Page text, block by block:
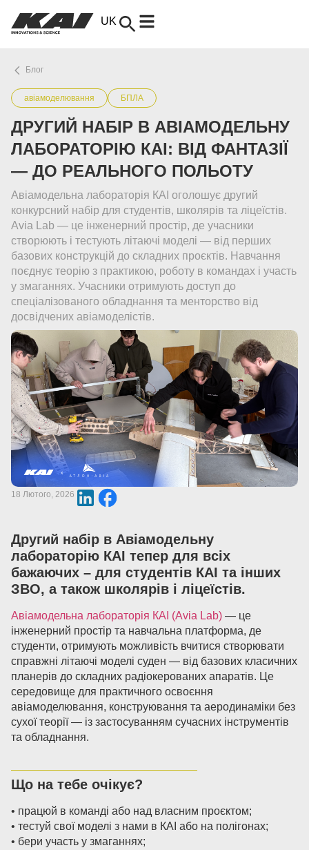
UK
EN
Блог
авіамоделювання БПЛА
ДРУГИЙ НАБІР В АВІАМОДЕЛЬНУ
ЛАБОРАТОРІЮ КАІ: ВІД ФАНТАЗІЇ
— ДО РЕАЛЬНОГО ПОЛЬОТУ
Авіамодельна лабораторія КАІ оголошує другий
конкурсний набір для студентів, школярів та ліцеїстів.
Avia Lab — це інженерний простір, де учасники
створюють і тестують літаючі моделі — від перших
базових конструкцій до складних проєктів. Навчання
поєднує теорію з практикою, роботу в командах і участь
у змаганнях. Учасники отримують доступ до
спеціалізованого обладнання та менторство від
досвідчених авіамоделістів.
18 Лютого, 2026
Другий набір в Авіамодельну
лабораторію КАІ тепер для всіх
бажаючих – для студентів КАІ та інших
ЗВО, а також школярів і ліцеїстів.
Авіамодельна лабораторія КАІ (Avia Lab) — це
інженерний простір та навчальна платформа, де
студенти, отримують можливість вчитися створювати
справжні літаючі моделі суден — від базових класичних
планерів до складних радіокерованих апаратів. Це
середовище для практичного освоєння
авіамоделювання, конструювання та аеродинаміки без
сухої теорії — із застосуванням сучасних інструментів
та обладнання.
Що на тебе очікує?
• працюй в команді або над власним проєктом;
• тестуй свої моделі з нами в КАІ або на полігонах;
• бери участь у змаганнях;